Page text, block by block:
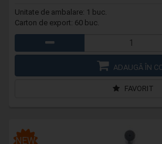
Unitate de ambalare: 1 buc.
Carton de export: 60 buc.
ADAUGĂ ÎN
FAVORIT
NEW